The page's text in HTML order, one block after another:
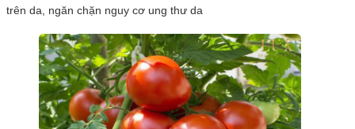
trên da, ngăn chặn nguy cơ ung thư da